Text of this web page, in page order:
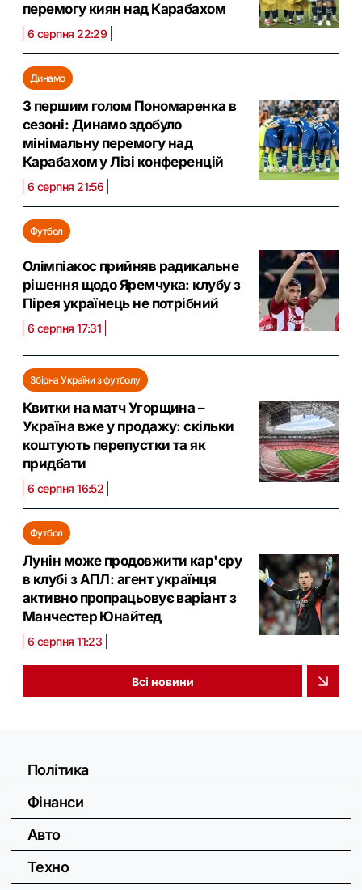
перемогу киян над Карабахом
6 серпня 22:29
Динамо
З першим голом Пономаренка в
сезоні: Динамо здобуло
мінімальну перемогу над
Карабахом у Лізі конференцій
6 серпня 21:56
Футбол
Олімпіакос прийняв радикальне
рішення щодо Яремчука: клубу з
Пірея українець не потрібний
6 серпня 17:31
Збірна України з футболу
Квитки на матч Угорщина –
Україна вже у продажу: скільки
коштують перепустки та як
придбати
6 серпня 16:52
Футбол
Лунін може продовжити кар'єру
в клубі з АПЛ: агент українця
активно пропрацьовує варіант з
Манчестер Юнайтед
6 серпня 11:23
Всі новини
Політика
Фінанси
Авто
Техно